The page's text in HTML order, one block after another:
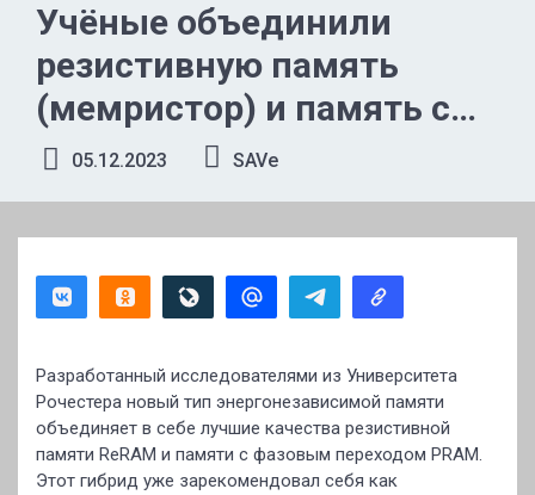
Учёные объединили
резистивную память
(мемристор) и память с
фазовым переходом для
создания гибридной
памяти
05.12.2023 SAVe
Разработанный исследователями из Университета
Рочестера новый тип энергонезависимой памяти
объединяет в себе лучшие качества резистивной
памяти ReRAM и памяти с фазовым переходом PRAM.
Этот гибрид уже зарекомендовал себя как